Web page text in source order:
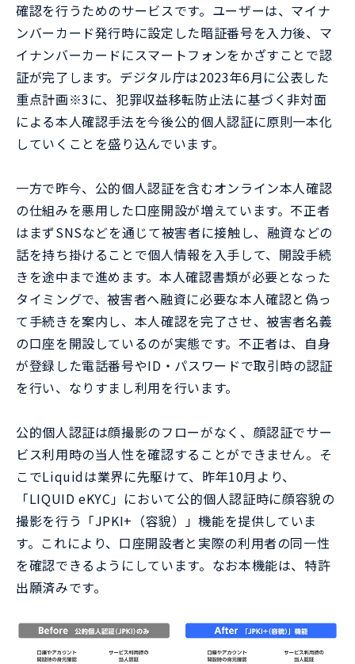
確認を行うためのサービスです。ユーザーは、マイナ
ンバーカード発行時に設定した暗証番号を入力後、マ
イナンバーカードにスマートフォンをかざすことで認
証が完了します。デジタル庁は2023年6月に公表した
重点計画※3に、犯罪収益移転防止法に基づく非対面
による本人確認手法を今後公的個人認証に原則一本化
していくことを盛り込んでいます。
一方で昨今、公的個人認証を含むオンライン本人確認
の仕組みを悪用した口座開設が増えています。不正者
はまずSNSなどを通じて被害者に接触し、融資などの
話を持ち掛けることで個人情報を入手して、開設手続
きを途中まで進めます。本人確認書類が必要となった
タイミングで、被害者へ融資に必要な本人確認と偽っ
て手続きを案内し、本人確認を完了させ、被害者名義
の口座を開設しているのが実態です。不正者は、自身
が登録した電話番号やID・パスワードで取引時の認証
を行い、なりすまし利用を行います。
公的個人認証は顔撮影のフローがなく、顔認証でサー
ビス利用時の当人性を確認することができません。そ
こでLiquidは業界に先駆けて、昨年10月より、
「LIQUID eKYC」において公的個人認証時に顔容貌の
撮影を行う「JPKI+（容貌）」機能を提供していま
す。これにより、口座開設者と実際の利用者の同一性
を確認できるようにしています。なお本機能は、特許
出願済みです。